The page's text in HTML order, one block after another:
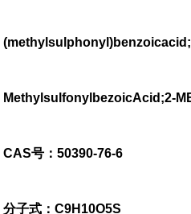
MethylsulfonylbezoicAcid;2-
CAS号：50390-76-6
分子式：C9H10O5S